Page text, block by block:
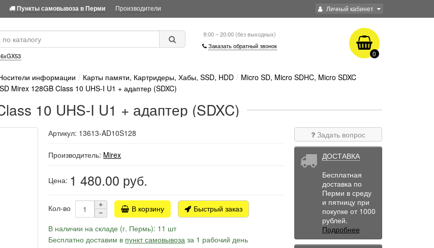
Личный кабинет
Пункты самовывоза в Перми Производители
9:00 – 20:00 (без выходных)
Заказать обратный звонок
0
информации Карты памяти, Картридеры, Хабы, SSD, HDD
Micro SD, Micro SDHC, Micro SDXC
Mirex 128GB Class 10 UHS-I U1 + адаптер (SDXC)
10 UHS-I U1 + адаптер (SDXC)
Артикул: 13613-AD10S128
Производитель: Mirex
Цена: 1 480.00 руб.
Кол-во В корзину
Быстрый заказ
В наличии на складе (г. Пермь): 11 шт
Бесплатно доставим в пункт самовывоза за 1 рабочий день
Задать вопрос
ДОСТАВКА
Бесплатная
доставка по
Перми в среду
и пятницу при
покупке от 1000
рублей.
Подробнее